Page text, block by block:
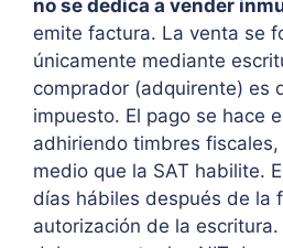
no se dedica a vender
emite factura. La venta se
únicamente mediante
comprador (adquirente) es
impuesto. El pago se hace
adhiriendo timbres
medio que la SAT habilite.
días hábiles después de la
autorización de la